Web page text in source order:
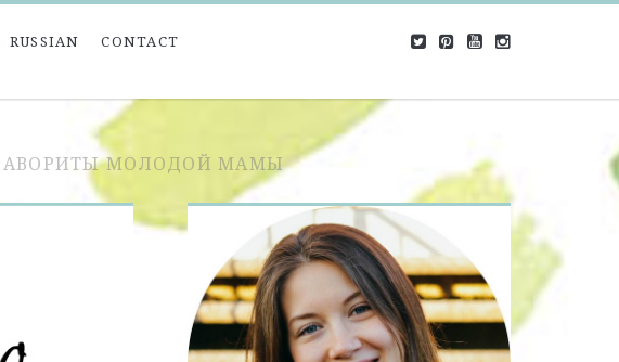
RUSSIAN CONTACT
МОЛОДОЙ МАМЫ